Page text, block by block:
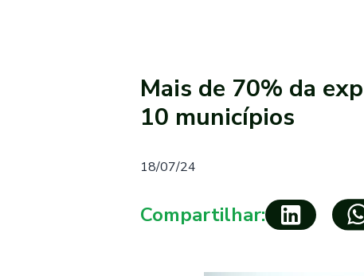
Mais de 70% da
10 municípios
18/07/24
Compartilhar: